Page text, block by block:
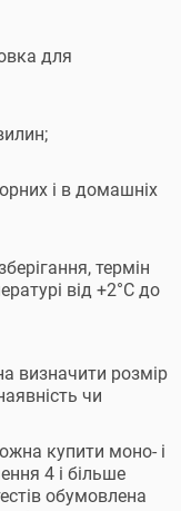
для
і в домашніх
термін
від +2°С до
визначити розмір
чи
купити моно- і
4 і більше
обумовлена